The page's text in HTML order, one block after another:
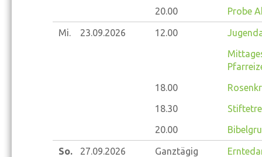
20.00
Probe
Mi. 23.09.2026 12.00
18.00
18.30
20.00
So. 27.09.2026 Ganztägig